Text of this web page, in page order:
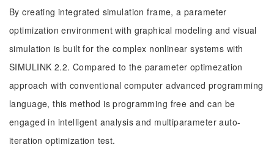
By creating integrated simulation frame, a parameter
optimization environment with graphical modeling and visual
simulation is built for the complex nonlinear systems with
SIMULINK 2.2. Compared to the parameter optimezation
approach with conventional computer advanced programming
language, this method is programming free and can be
engaged in intelligent analysis and multiparameter auto-
iteration optimization test.